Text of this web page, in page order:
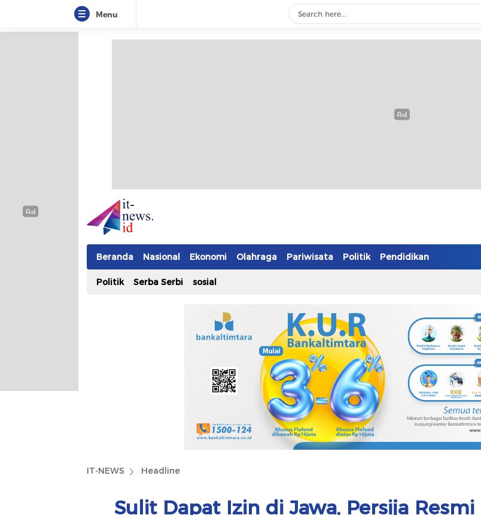
Menu
IT-NEWS
Update Cepat, Cerdas, dan Terpercaya
Beranda Nasional Ekonomi Olahraga Pariwisata Politik Pendidikan
Politik Serba Serbi sosial
IT-NEWS Headline
Sulit Dapat Izin di Jawa, Persija Resmi